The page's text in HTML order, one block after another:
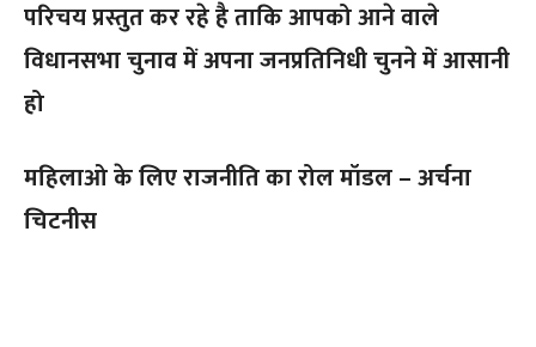
परिचय प्रस्तुत कर रहे है ताकि आपको आने वाले
विधानसभा चुनाव में अपना जनप्रतिनिधी चुनने में आसानी
हो
महिलाओ के लिए राजनीति का रोल मॉडल – अर्चना
चिटनीस